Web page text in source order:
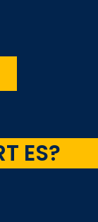
ES?